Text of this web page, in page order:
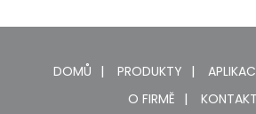
DOMŮ PRODUKTY
O FIRMĚ